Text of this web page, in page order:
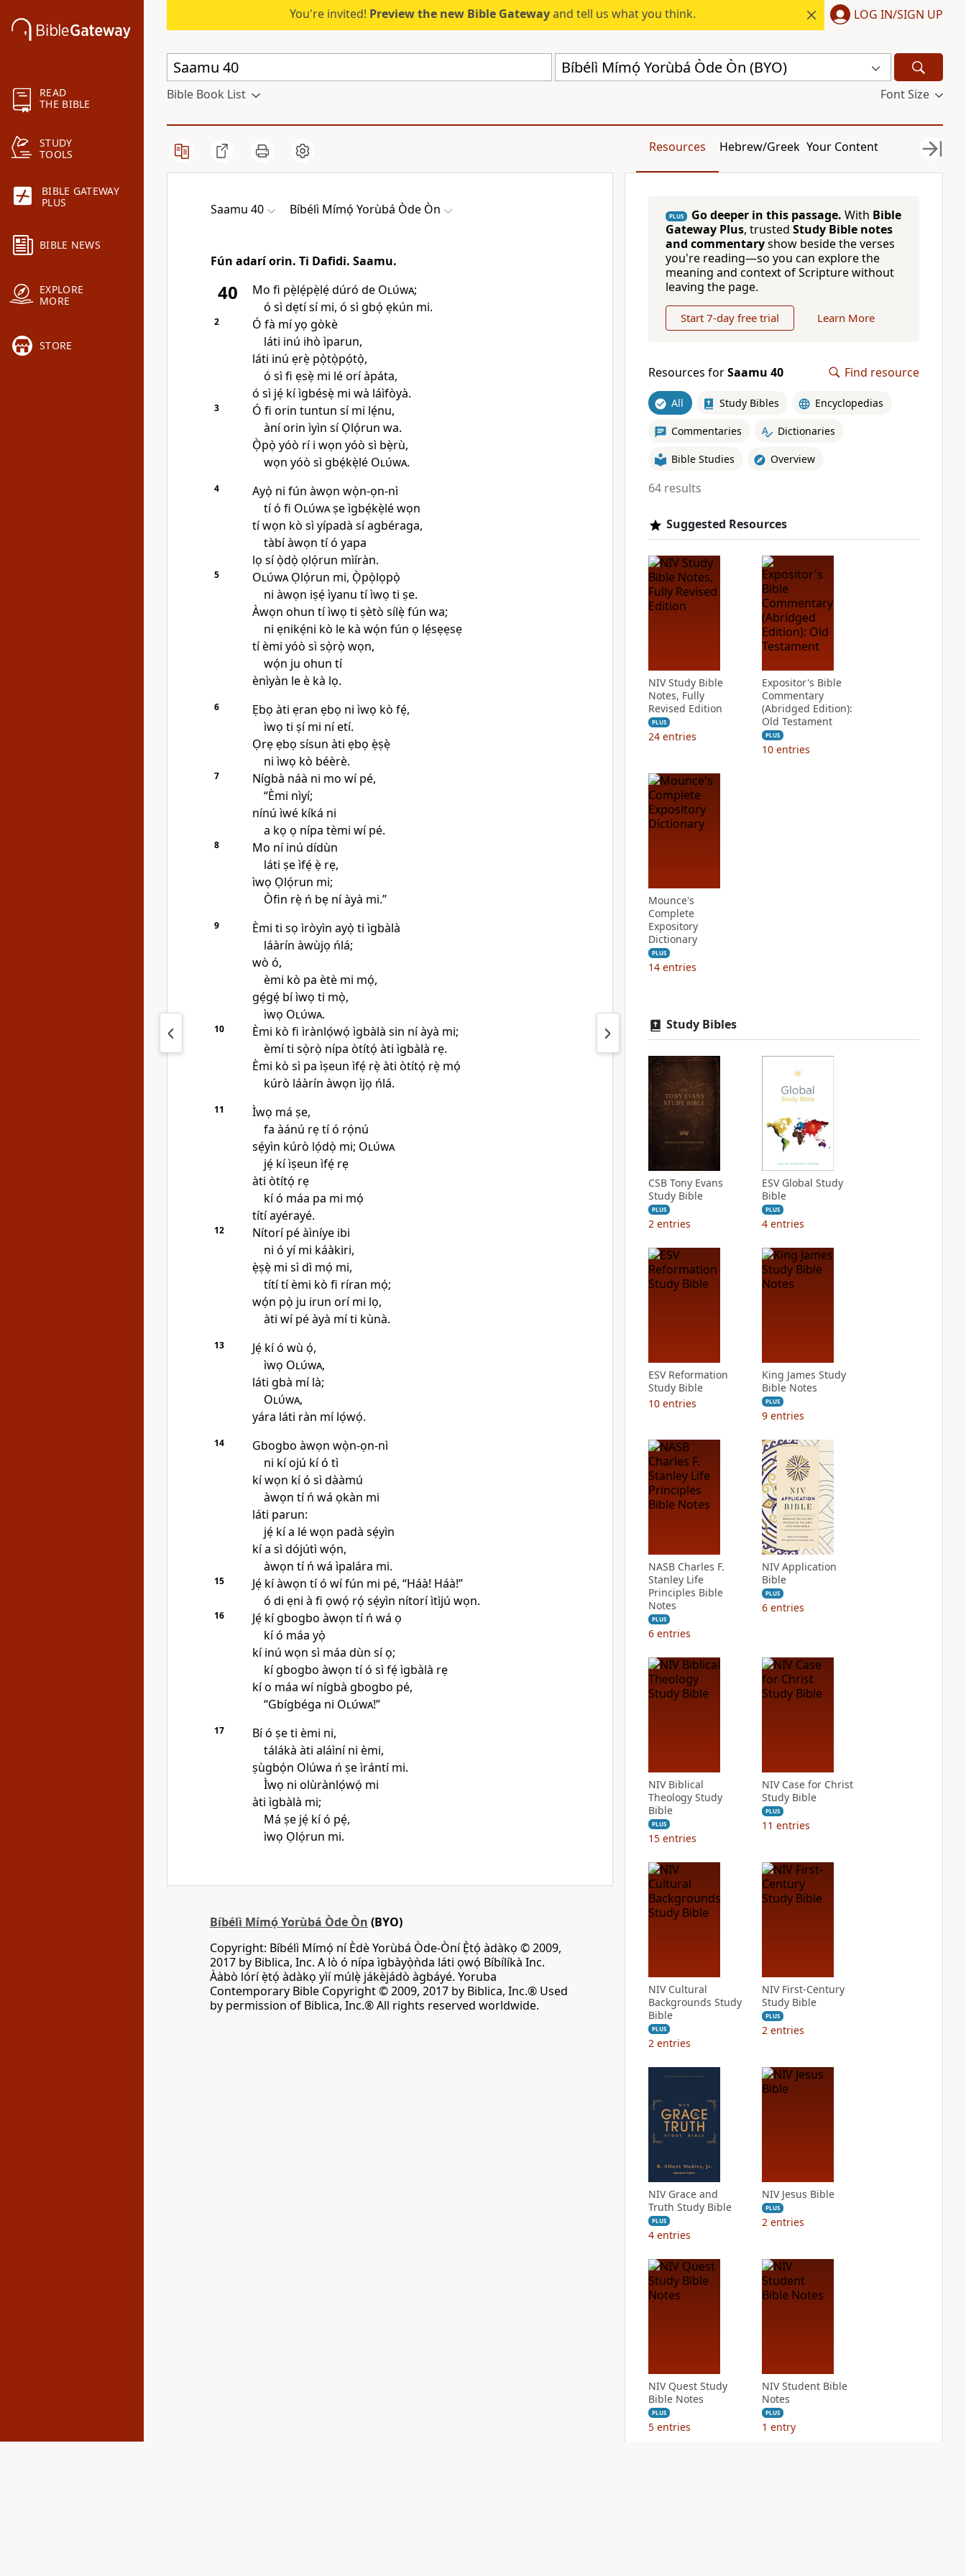
READ
THE BIBLE
STUDY
TOOLS
BIBLE GATEWAY
PLUS
BIBLE NEWS
EXPLORE
MORE
STORE
You're invited! Preview the new Bible Gatewayand tell us what you think. LOG IN/SIGN UP
Bíbélì Mímọ́ Yorùbá Òde Òn (BYO)
Bible Book List Font Size
Resources Hebrew/Greek Your Content
Saamu 40 Bíbélì Mímọ́ Yorùbá Òde Òn
Fún adarí orin. Ti Dafidi. Saamu.
40 Mo fi pẹ̀lẹ́pẹ̀lẹ́ dúró de Olúwa;
ó sì dẹtí sí mi, ó sì gbọ́ ẹkún mi.
2
Ó fà mí yọ gòkè
láti inú ihò ìparun,
láti inú ẹrẹ̀ pọ̀tọ̀pọ́tọ̀,
ó sì fi ẹsẹ̀ mi lé orí àpáta,
ó sì jẹ́ kí ìgbésẹ̀ mi wà láìfòyà.
3
Ó fi orin tuntun sí mi lẹ́nu,
àní orin ìyìn sí Ọlọ́run wa.
Ọ̀pọ̀ yóò rí i wọn yóò sì bẹ̀rù,
wọn yóò sì gbẹ́kẹ̀lé Olúwa.
4
Ayọ̀ ni fún àwọn wọ̀n-ọn-nì
tí ó fi Olúwaṣe ìgbẹ́kẹ̀lé wọn
tí wọn kò sì yípadà sí agbéraga,
tàbí àwọn tí ó yapa
lọ sí ọ̀dọ̀ ọlọ́run mìíràn.
5 OlúwaỌlọ́run mi, Ọ̀pọ̀lọpọ̀
ni àwọn iṣẹ́ ìyanu tí ìwọ ti ṣe.
Àwọn ohun tí ìwọ ti ṣètò sílẹ̀ fún wa;
ni ẹnikẹ́ni kò le kà wọ́n fún ọ lẹ́sẹẹsẹ
tí èmi yóò sì sọ̀rọ̀ wọn,
wọ́n ju ohun tí
ènìyàn le è kà lọ.
6
Ẹbọ àti ẹran ẹbọ ni ìwọ kò fẹ́,
ìwọ ti ṣí mi ní etí.
Ọrẹ ẹbọ sísun àti ẹbọ ẹ̀ṣẹ̀
ni ìwọ kò béèrè.
7
Nígbà náà ni mo wí pé,
“Èmi nìyí;
nínú ìwé kíká ni
a kọ ọ nípa tèmi wí pé.
8
Mo ní inú dídùn
láti ṣe ìfẹ́ ẹ̀ rẹ,
ìwọ Ọlọ́run mi;
Òfin rẹ̀ ń bẹ ní àyà mi.”
9
Èmi ti sọ ìròyìn ayọ̀ ti ìgbàlà
láàrín àwùjọ ńlá;
wò ó,
èmi kò pa ètè mi mọ́,
gẹ́gẹ́ bí ìwọ ti mọ̀,
ìwọ Olúwa.
10
Èmi kò fi ìrànlọ́wọ́ ìgbàlà sin ní àyà mi;
èmí ti sọ̀rọ̀ nípa òtítọ́ àti ìgbàlà rẹ.
Èmi kò sì pa ìṣeun ìfẹ́ rẹ̀ àti òtítọ́ rẹ̀ mọ́
kúrò láàrín àwọn ìjọ ńlá.
11
Ìwọ má ṣe,
fa àánú rẹ tí ó rọ́nú
sẹ́yìn kúrò lọ́dọ̀ mi; Olúwa
jẹ́ kí ìṣeun ìfẹ́ rẹ
àti òtítọ́ rẹ
kí ó máa pa mi mọ́
títí ayérayé.
12
Nítorí pé àìníye ibi
ni ó yí mi káàkiri,
ẹ̀ṣẹ̀ mi sì dì mọ́ mi,
títí tí èmi kò fi ríran mọ́;
wọ́n pọ̀ ju irun orí mi lọ,
àti wí pé àyà mí ti kùnà.
13
Jẹ́ kí ó wù ọ́,
ìwọ Olúwa,
láti gbà mí là;
Olúwa,
yára láti ràn mí lọ́wọ́.
14
Gbogbo àwọn wọ̀n-ọn-nì
ni kí ojú kí ó tì
kí wọn kí ó sì dààmú
àwọn tí ń wá ọkàn mi
láti parun:
jẹ́ kí a lé wọn padà sẹ́yìn
kí a sì dójútì wọ́n,
àwọn tí ń wá ìpalára mi.
15
Jẹ́ kí àwọn tí ó wí fún mi pé, “Háà! Háà!”
ó di ẹni à fi ọwọ́ rọ́ sẹ́yìn nítorí ìtìjú wọn.
16
Jẹ́ kí gbogbo àwọn tí ń wá ọ
kí ó máa yọ̀
kí inú wọn sì máa dùn sí ọ;
kí gbogbo àwọn tí ó sì fẹ́ ìgbàlà rẹ
kí o máa wí nígbà gbogbo pé,
“Gbígbéga ni Olúwa!”
17
Bí ó ṣe ti èmi ni,
tálákà àti aláìní ni èmi,
ṣùgbọ́n Olúwa ń ṣe ìrántí mi.
Ìwọ ni olùrànlọ́wọ́ mi
àti ìgbàlà mi;
Má ṣe jẹ́ kí ó pẹ́,
ìwọ Ọlọ́run mi.
Bíbélì Mímọ́ Yorùbá Òde Òn (BYO)
Copyright: Bíbélì Mímọ́ ní Èdè Yorùbá Òde-Òní Ẹ̀tọ́ àdàkọ © 2009,
2017 by Biblica, Inc. A lò ó nípa ìgbàyọ̀ǹda láti ọwọ́ Bíbílíkà Inc.
Ààbò lórí ẹ̀tọ́ àdàkọ yìí múlẹ̀ jákèjádò àgbáyé. Yoruba
Contemporary Bible Copyright © 2009, 2017 by Biblica, Inc.® Used
by permission of Biblica, Inc.® All rights reserved worldwide.
PLUS Go deeper in this passage. With Bible
Gateway Plus, trusted Study Bible notes
and commentaryshow beside the verses
you're reading—so you can explore the
meaning and context of Scripture without
leaving the page.
Start 7-day free trial Learn More
Resources forSaamu 40 Find resource
All Study Bibles Encyclopedias
Commentaries Dictionaries
Bible Studies Overview
64 results
Suggested Resources
NIV Study Bible
Notes, Fully
Revised Edition
PLUS
24 entries
Expositor's Bible
Commentary
(Abridged Edition):
Old Testament
PLUS
10 entries
Mounce's
Complete
Expository
Dictionary
PLUS
14 entries
Study Bibles
CSB Tony Evans
Study Bible
PLUS
2 entries
ESV Global Study
Bible
PLUS
4 entries
ESV Reformation
Study Bible
10 entries
King James Study
Bible Notes
PLUS
9 entries
NASB Charles F.
Stanley Life
Principles Bible
Notes
PLUS
6 entries
NIV Application
Bible
PLUS
6 entries
NIV Biblical
Theology Study
Bible
PLUS
15 entries
NIV Case for Christ
Study Bible
PLUS
11 entries
NIV Cultural
Backgrounds Study
Bible
PLUS
2 entries
NIV First-Century
Study Bible
PLUS
2 entries
NIV Grace and
Truth Study Bible
PLUS
4 entries
NIV Jesus Bible
PLUS
2 entries
NIV Quest Study
Bible Notes
PLUS
5 entries
NIV Student Bible
Notes
PLUS
1 entry